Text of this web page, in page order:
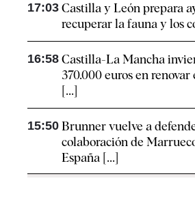
17:03 Castilla y León prepara
recuperar la fauna y los
16:58 Castilla-La Mancha
370.000 euros en
[...]
15:50 Brunner vuelve a
colaboración de
España [...]